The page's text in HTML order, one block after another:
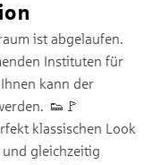
ist abgelaufen.
Instituten für
kann der
👟🚩
klassischen Look
gleichzeitig